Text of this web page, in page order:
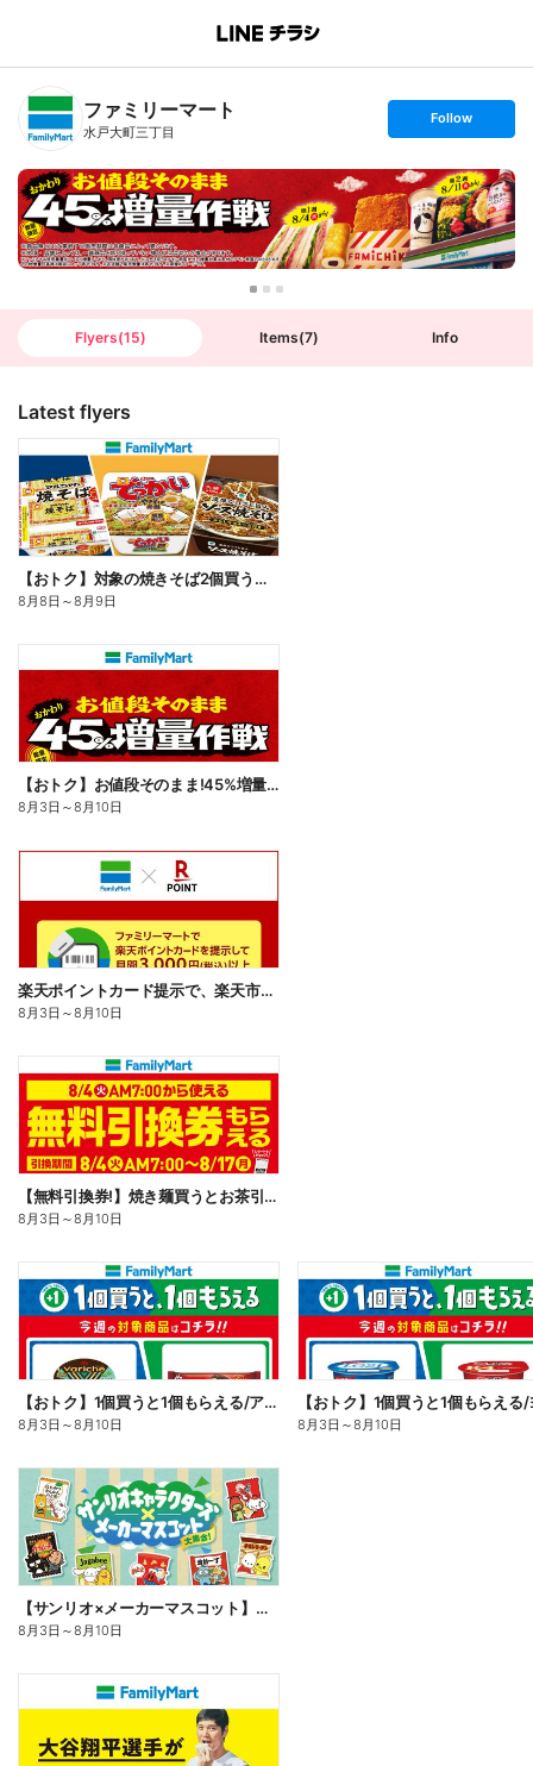
B
n
T
ファミリーマート
水戸大町三丁目
s
t
o
l
l
o
w
Follow
Flyers(15) Items(7) Info
Latest flyers
【おトク】対象の焼きそば2個買うと100円引き!
8月8日 ～8月9日
【おトク】お値段そのまま!45%増量作戦!
8月3日 ～8月10日
楽天ポイントカード提示で、楽天市場でのお買い物がおトクに!
8月3日 ～8月10日
【無料引換券!】焼き麺買うとお茶引換券貰える!
8月3日 ～8月10日
【おトク】1個買うと1個もらえる/アイス
8月3日 ～8月10日 8月3日 ～8月10日
【サンリオ×メーカーマスコット】オリジナルグッズ貰える!
8月3日 ～8月10日